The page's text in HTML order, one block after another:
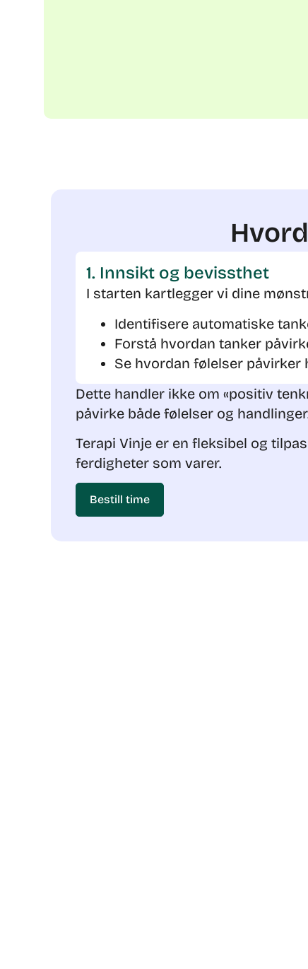
1. Innsikt og bevissthet
I starten kartlegger vi dine
Identifisere automatiske
Forstå hvordan tanker
Se hvordan følelser påvirker
Dette handler ikke om «positiv
påvirke både følelser og
Terapi Vinje er en fleksibel og
ferdigheter som varer.
Bestill time